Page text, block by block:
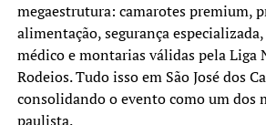
megaestrutura: camarotes premium,
alimentação, segurança
médico e montarias válidas pela Liga
Rodeios. Tudo isso em São José dos
consolidando o evento como um dos
paulista.